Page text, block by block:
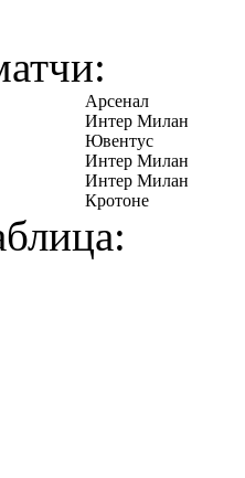
Арсенал
Интер Милан
Ювентус
Интер Милан
Интер Милан
Кротоне